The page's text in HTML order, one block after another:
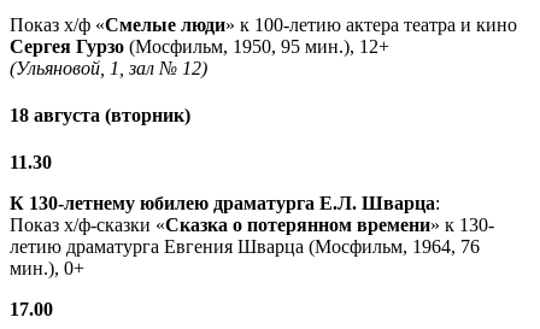
Показ х/ф «Смелые люди» к 100-летию актера театра и кино
Сергея Гурзо (Мосфильм, 1950, 95 мин.), 12+
(Ульяновой, 1, зал № 12)
18 августа (вторник)
11.30
К 130-летнему юбилею драматурга Е.Л. Шварца:
Показ х/ф-сказки «Сказка о потерянном времени» к 130-
летию драматурга Евгения Шварца (Мосфильм, 1964, 76
мин.), 0+
17.00